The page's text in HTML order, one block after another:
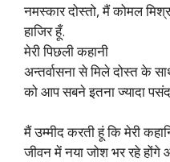
नमस्कार दोस्तो, मैं कोमल
हाजिर हूँ.
मेरी पिछली कहानी
अन्तर्वासना से मिले दोस्त के
को आप सबने इतना ज्यादा
मैं उम्मीद करती हूं कि मेरी
जीवन में नया जोश भर रहे